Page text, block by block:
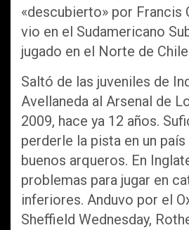
«descubierto» por Francis
vio en el Sudamericano
jugado en el Norte de
Saltó de las juveniles de
Avellaneda al Arsenal de
2009, hace ya 12 años.
perderle la pista en un
buenos arqueros. En
problemas para jugar en
inferiores. Anduvo por el
Sheffield Wednesday,